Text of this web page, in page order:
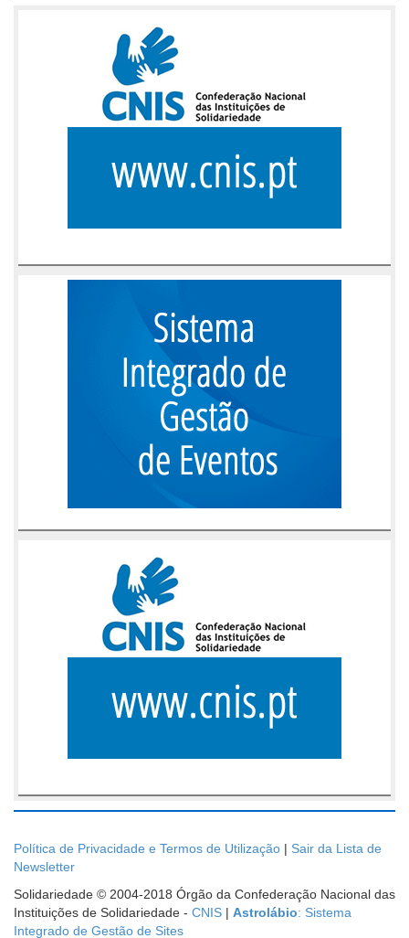
Política de Privacidade e Termos de Utilização | Sair da Lista de
Newsletter
Solidariedade © 2004-2018 Órgão da Confederação Nacional das
Instituições de Solidariedade - CNIS | Astrolábio: Sistema
Integrado de Gestão de Sites